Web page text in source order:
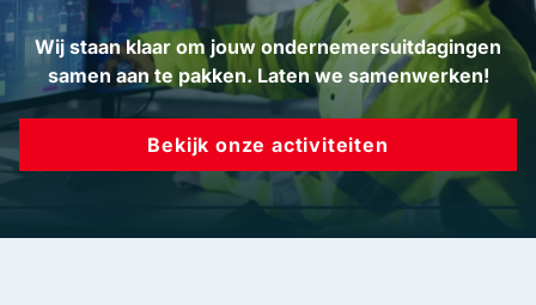
Wij staan klaar om jouw ondernemersuitdagingen
samen aan te pakken. Laten we samenwerken!
Bekijk onze activiteiten